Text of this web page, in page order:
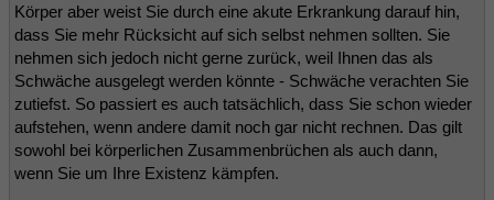
Körper aber weist Sie durch eine akute Erkrankung darauf hin,
dass Sie mehr Rücksicht auf sich selbst nehmen sollten. Sie
nehmen sich jedoch nicht gerne zurück, weil Ihnen das als
Schwäche ausgelegt werden könnte - Schwäche verachten Sie
zutiefst. So passiert es auch tatsächlich, dass Sie schon wieder
aufstehen, wenn andere damit noch gar nicht rechnen. Das gilt
sowohl bei körperlichen Zusammenbrüchen als auch dann,
wenn Sie um Ihre Existenz kämpfen.